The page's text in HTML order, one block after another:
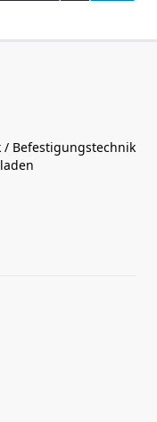
/ Befestigungstechnik